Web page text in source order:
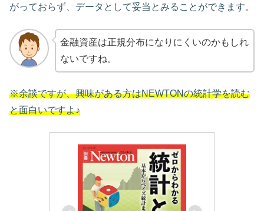
がっておらず、データとして妥当とみることができます。
金融資産は正規分布になりにくいのかもしれ
ないですね。
※余談ですが、興味がある方はNEWTONの統計学を読む
と面白いですよ♪